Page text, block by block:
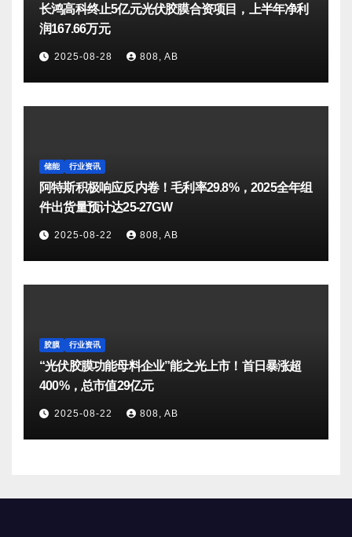
长鸿高科终止5亿元光伏胶膜合资项目，上半年净利
润167.66万元
2025-08-28 808, AB
储能 行业资讯
阿特斯积极响应反内卷！毛利率29.8%，2025全年组
件出货量预计达25-27GW
2025-08-22 808, AB
胶膜 行业资讯
“光伏胶膜功能母料企业”能之光上市！首日暴涨超
400%，总市值29亿元
2025-08-22 808, AB